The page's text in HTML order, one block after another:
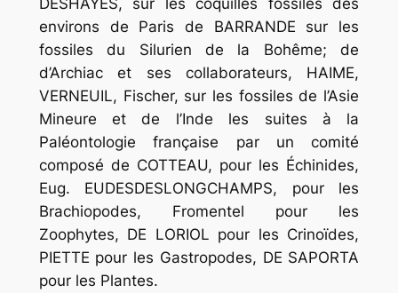
environs de Paris de BARRANDE sur les
fossiles du Silurien de la Bohême; de
d’Archiac et ses collaborateurs, HAIME,
VERNEUIL, Fischer, sur les fossiles de l’Asie
Mineure et de l’Inde les suites à la
Paléontologie française par un comité
composé de COTTEAU, pour les Échinides,
Eug. EUDESDESLONGCHAMPS, pour les
Brachiopodes, Fromentel pour les
Zoophytes, DE LORIOL pour les Crinoïdes,
PIETTE pour les Gastropodes, DE SAPORTA
pour les Plantes.